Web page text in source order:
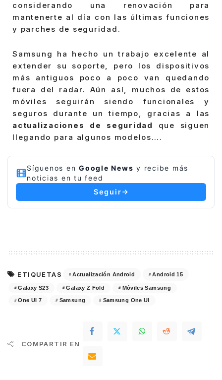
considerando una renovación para
mantenerte al día con las últimas funciones
y parches de seguridad.
Samsung ha hecho un trabajo excelente al
extender su soporte, pero los dispositivos
más antiguos poco a poco van quedando
fuera del radar. Aún así, muchos de estos
móviles seguirán siendo funcionales y
seguros durante un tiempo, gracias a las
actualizaciones de seguridad
que siguen
llegando para algunos modelos….
Síguenos en Google News y recibe más
noticias en tu feed
Seguir
ETIQUETAS Actualización Android Android 15
Galaxy S23 Galaxy Z Fold Móviles Samsung
One UI 7 Samsung Samsung One UI
COMPARTIR EN